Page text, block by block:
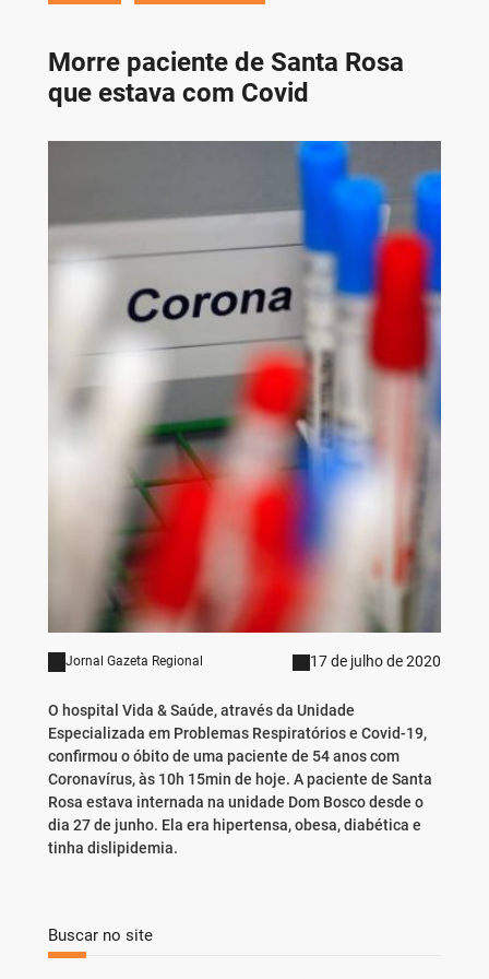
Morre paciente de Santa Rosa
que estava com Covid
Jornal Gazeta Regional 17 de julho de 2020
O hospital Vida & Saúde, através da Unidade
Especializada em Problemas Respiratórios e Covid-19,
confirmou o óbito de uma paciente de 54 anos com
Coronavírus, às 10h 15min de hoje. A paciente de Santa
Rosa estava internada na unidade Dom Bosco desde o
dia 27 de junho. Ela era hipertensa, obesa, diabética e
tinha dislipidemia.
Buscar no site